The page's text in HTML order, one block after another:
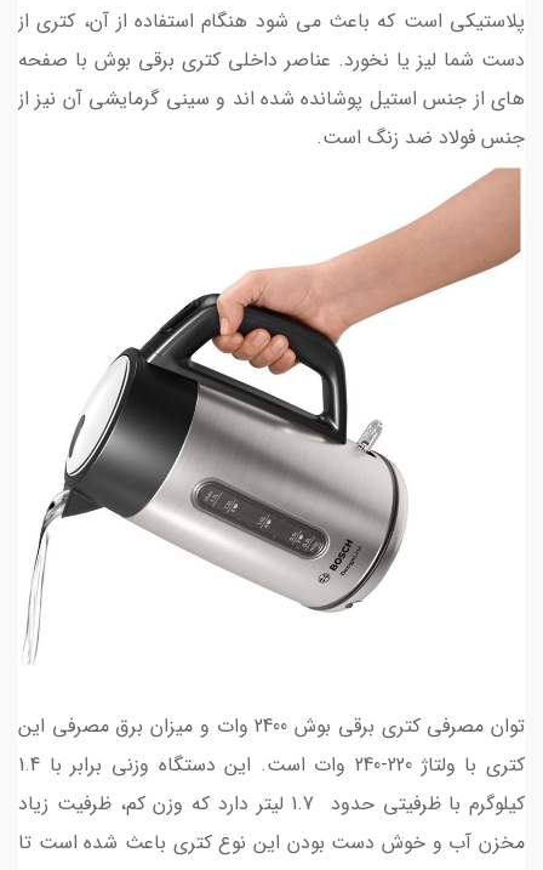
پلاستیکی است که باعث می شود هنگام استفاده از آن، کتری از
دست شما لیز یا نخورد­. عناصر داخلی کتری برقی بوش با صفحه
ه­ای از جنس استیل پوشانده شده­ اند و سینی گرمایشی آن نیز از
جنس فولاد ضد زنگ است.
توان مصرفی کتری برقی بوش 2400 وات و میزان برق مصرفی این
کتری با ولتاژ 220-240 وات است. این دستگاه وزنی برابر با 1.4
کیلوگرم با ظرفیتی حدود 1.7 لیتر دارد که وزن کم، ظرفیت زیاد
مخزن آب و خوش دست بودن این نوع کتری باعث شده است تا